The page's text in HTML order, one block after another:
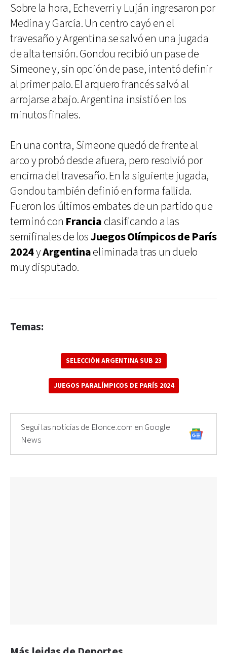
Sobre la hora, Echeverri y Luján ingresaron por
Medina y García. Un centro cayó en el
travesaño y Argentina se salvó en una jugada
de alta tensión. Gondou recibió un pase de
Simeone y, sin opción de pase, intentó definir
al primer palo. El arquero francés salvó al
arrojarse abajo. Argentina insistió en los
minutos finales.
En una contra, Simeone quedó de frente al
arco y probó desde afuera, pero resolvió por
encima del travesaño. En la siguiente jugada,
Gondou también definió en forma fallida.
Fueron los últimos embates de un partido que
terminó con Francia clasificando a las
semifinales de losJuegos Olímpicos de París
2024yArgentinaeliminada tras un duelo
muy disputado.
Temas:
SELECCIÓN ARGENTINA SUB 23
JUEGOS PARALÍMPICOS DE PARÍS 2024
Seguí las noticias de Elonce.com en Google
News